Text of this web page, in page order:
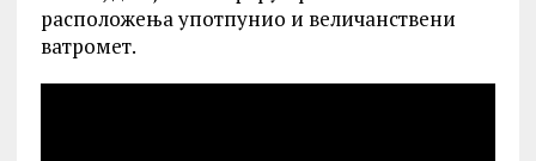
расположења употпунио и величанствени
ватромет.